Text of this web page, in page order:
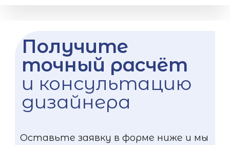
Получите
точный расчёт
и консультацию
дизайнера
Оставьте заявку в форме ниже и мы